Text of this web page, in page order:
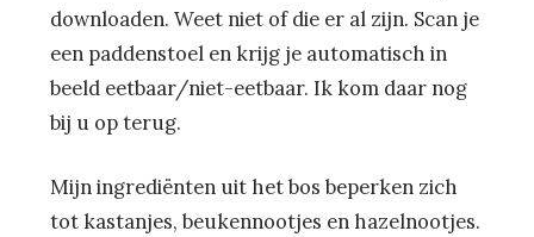
downloaden. Weet niet of die er al zijn. Scan je
een paddenstoel en krijg je automatisch in
beeld eetbaar/niet-eetbaar. Ik kom daar nog
bij u op terug.
Mijn ingrediënten uit het bos beperken zich
tot kastanjes, beukennootjes en hazelnootjes.